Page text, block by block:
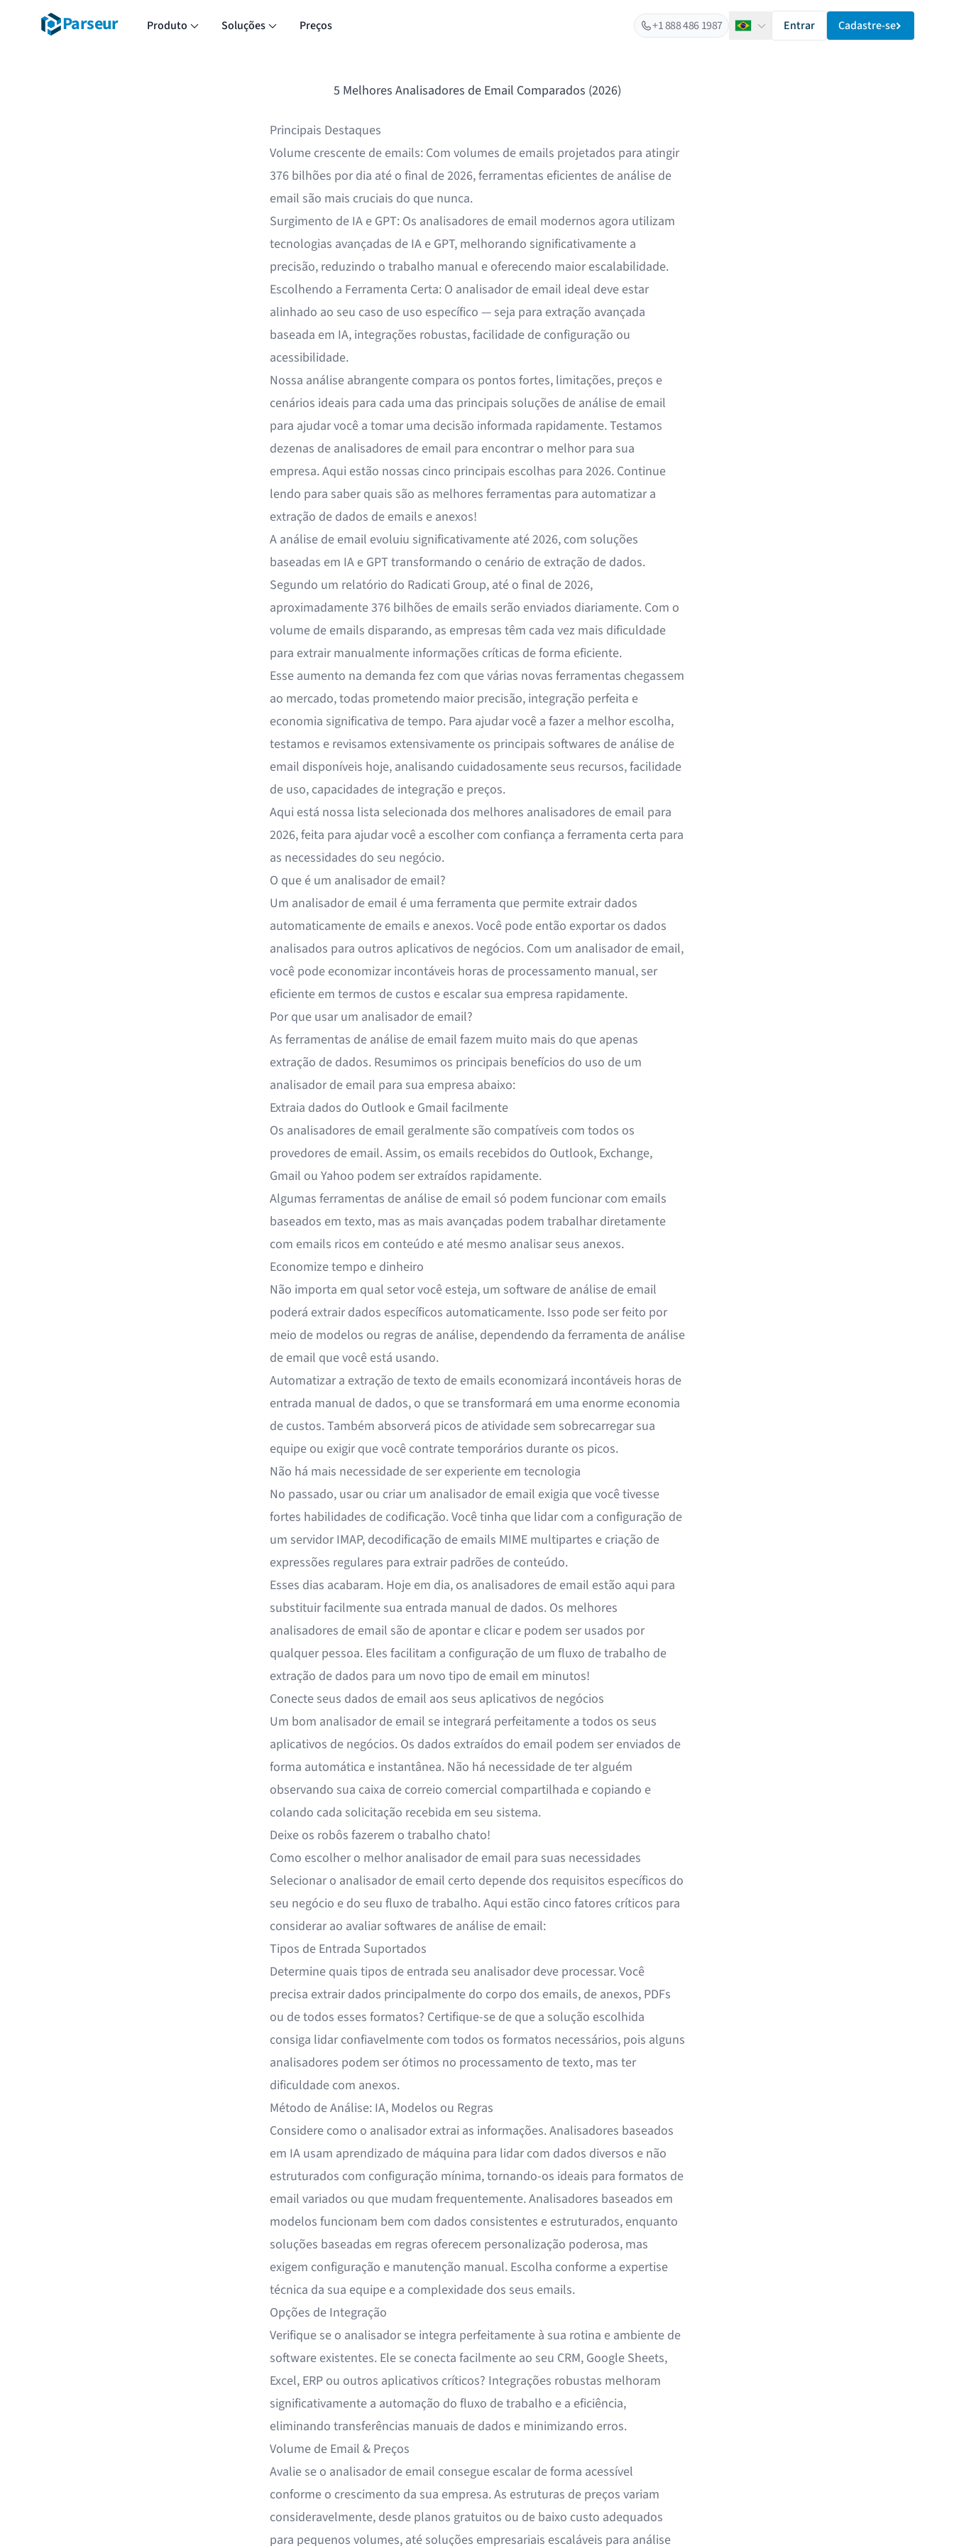
Parseur Produto Soluções Preços +1 888 486 1987 PortuguêsEntrar Cadastre-se
5 Melhores Analisadores de Email Comparados (2026)
Principais Destaques
Volume crescente de emails: Com volumes de emails projetados para atingir
376 bilhões por dia até o final de 2026, ferramentas eficientes de análise de
email são mais cruciais do que nunca.
Surgimento de IA e GPT: Os analisadores de email modernos agora utilizam
tecnologias avançadas de IA e GPT, melhorando significativamente a
precisão, reduzindo o trabalho manual e oferecendo maior escalabilidade.
Escolhendo a Ferramenta Certa: O analisador de email ideal deve estar
alinhado ao seu caso de uso específico — seja para extração avançada
baseada em IA, integrações robustas, facilidade de configuração ou
acessibilidade.
Nossa análise abrangente compara os pontos fortes, limitações, preços e
cenários ideais para cada uma das principais soluções de análise de email
para ajudar você a tomar uma decisão informada rapidamente. Testamos
dezenas de analisadores de email para encontrar o melhor para sua
empresa. Aqui estão nossas cinco principais escolhas para 2026. Continue
lendo para saber quais são as melhores ferramentas para automatizar a
extração de dados de emails e anexos!
A análise de email evoluiu significativamente até 2026, com soluções
baseadas em IA e GPT transformando o cenário de extração de dados.
Segundo um relatório do Radicati Group, até o final de 2026,
aproximadamente376 bilhões de emails serão enviados diariamente. Com o
volume de emails disparando, as empresas têm cada vez mais dificuldade
para extrair manualmente informações críticas de forma eficiente.
Esse aumento na demanda fez com que várias novas ferramentas chegassem
ao mercado, todas prometendo maior precisão, integração perfeita e
economia significativa de tempo. Para ajudar você a fazer a melhor escolha,
testamos e revisamos extensivamente os principais softwares de análise de
email disponíveis hoje, analisando cuidadosamente seus recursos, facilidade
de uso, capacidades de integração e preços.
Aqui está nossa lista selecionada dos melhores analisadores de email para
2026, feita para ajudar você a escolher com confiança a ferramenta certa para
as necessidades do seu negócio.
O que é um analisador de email?
Um analisador de email é uma ferramenta que permiteextrair dados
automaticamente de emails e anexos. Você pode então exportar os dados
analisados para outros aplicativos de negócios. Com um analisador de email,
você pode economizar incontáveis horas de processamento manual, ser
eficiente em termos de custos e escalar sua empresa rapidamente.
Por que usar um analisador de email?
As ferramentas de análise de email fazem muito mais do que apenas
extração de dados. Resumimos os principais benefícios do uso de um
analisador de email para sua empresa abaixo:
Extraia dados do Outlook e Gmail facilmente
Os analisadores de email geralmente são compatíveis com todos os
provedores de email. Assim, os emails recebidos do Outlook, Exchange,
Gmail ou Yahoo podem ser extraídos rapidamente.
Algumas ferramentas de análise de email só podem funcionar com emails
baseados em texto, mas as mais avançadas podem trabalhar diretamente
com emails ricos em conteúdo e até mesmo analisar seus anexos.
Economize tempo e dinheiro
Não importa em qual setor você esteja, um software de análise de email
poderá extrair dados específicos automaticamente. Isso pode ser feito por
meio de modelos ou regras de análise, dependendo da ferramenta de análise
de email que você está usando.
Automatizar a extração de texto de emails economizará incontáveis horas de
entrada manual de dados, o que se transformará em uma enorme economia
de custos. Também absorverá picos de atividade sem sobrecarregar sua
equipe ou exigir que você contrate temporários durante os picos.
Não há mais necessidade de ser experiente em tecnologia
No passado, usar ou criar um analisador de email exigia que você tivesse
fortes habilidades de codificação. Você tinha que lidar com a configuração de
um servidor IMAP, decodificação de emails MIME multipartes e criação de
expressões regulares para extrair padrões de conteúdo.
Esses dias acabaram. Hoje em dia, os analisadores de email estão aqui para
substituir facilmente sua entrada manual de dados. Os melhores
analisadores de email são de apontar e clicar e podem ser usados por
qualquer pessoa. Eles facilitam a configuração de um fluxo de trabalho de
extração de dados para um novo tipo de email em minutos!
Conecte seus dados de email aos seus aplicativos de negócios
Um bom analisador de email se integrará perfeitamente a todos os seus
aplicativos de negócios. Os dados extraídos do email podem ser enviados de
forma automática e instantânea. Não há necessidade de ter alguém
observando sua caixa de correio comercial compartilhada e copiando e
colando cada solicitação recebida em seu sistema.
Deixe os robôs fazerem o trabalho chato!
Como escolher o melhor analisador de email para suas necessidades
Selecionar o analisador de email certo depende dos requisitos específicos do
seu negócio e do seu fluxo de trabalho. Aqui estão cinco fatores críticos para
considerar ao avaliar softwares de análise de email:
Tipos de Entrada Suportados
Determine quais tipos de entrada seu analisador deve processar. Você
precisa extrair dados principalmente do corpo dos emails, de anexos, PDFs
ou de todos esses formatos? Certifique-se de que a solução escolhida
consiga lidar confiavelmente com todos os formatos necessários, pois alguns
analisadores podem ser ótimos no processamento de texto, mas ter
dificuldade com anexos.
Método de Análise: IA, Modelos ou Regras
Considere como o analisador extrai as informações. Analisadores baseados
em IA usam aprendizado de máquina para lidar com dados diversos e não
estruturados com configuração mínima, tornando-os ideais para formatos de
email variados ou que mudam frequentemente. Analisadores baseados em
modelos funcionam bem com dados consistentes e estruturados, enquanto
soluções baseadas em regras oferecem personalização poderosa, mas
exigem configuração e manutenção manual. Escolha conforme a expertise
técnica da sua equipe e a complexidade dos seus emails.
Opções de Integração
Verifique se o analisador se integra perfeitamente à sua rotina e ambiente de
software existentes. Ele se conecta facilmente ao seu CRM, Google Sheets,
Excel, ERP ou outros aplicativos críticos? Integrações robustas melhoram
significativamente a automação do fluxo de trabalho e a eficiência,
eliminando transferências manuais de dados e minimizando erros.
Volume de Email & Preços
Avalie se o analisador de email consegue escalar de forma acessível
conforme o crescimento da sua empresa. As estruturas de preços variam
consideravelmente, desde planos gratuitos ou de baixo custo adequados
para pequenos volumes, até soluções empresariais escaláveis para análise